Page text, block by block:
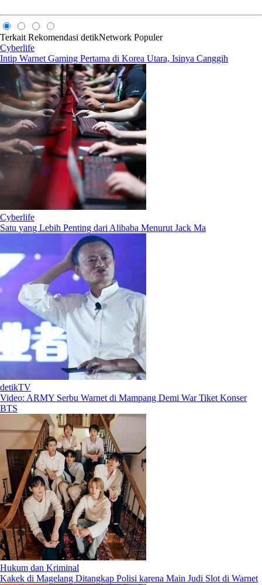
Terkait Rekomendasi detikNetwork Populer
Cyberlife
Intip Warnet Gaming Pertama di Korea Utara, Isinya Canggih
Cyberlife
Satu yang Lebih Penting dari Alibaba Menurut Jack Ma
detikTV
Video: ARMY Serbu Warnet di Mampang Demi War Tiket Konser
BTS
Hukum dan Kriminal
Kakek di Magelang Ditangkap Polisi karena Main Judi Slot di Warnet